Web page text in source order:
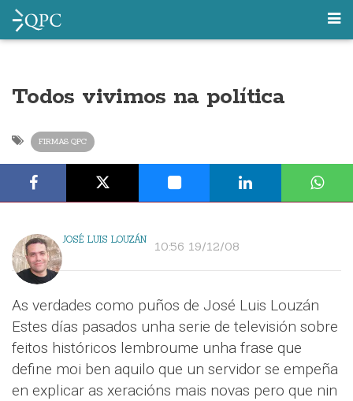
Todos vivimos na política
FIRMAS QPC
JOSÉ LUIS LOUZÁN 10:56 19/12/08
As verdades como puños de José Luis Louzán
Estes días pasados unha serie de televisión sobre
feitos históricos lembroume unha frase que
define moi ben aquilo que un servidor se empeña
en explicar as xeracións mais novas pero que nin